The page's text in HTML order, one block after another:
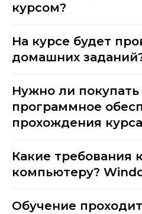
курсом?
На курсе будет
домашних
Нужно ли покупать
программное
прохождения
Какие требования
компьютеру?
Обучение